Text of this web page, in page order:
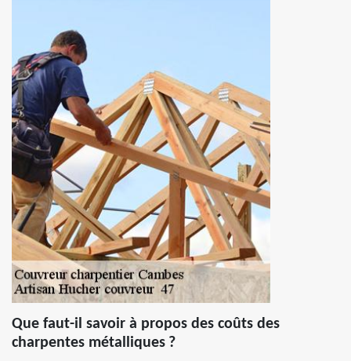
Que faut-il savoir à propos des coûts des
charpentes métalliques ?